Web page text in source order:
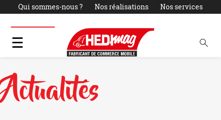
Qui sommes-nous ? Nos réalisations
Nos services
Actualités